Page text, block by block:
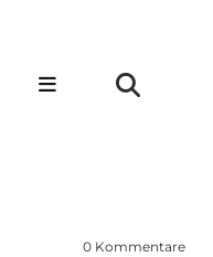
0 Kommentare